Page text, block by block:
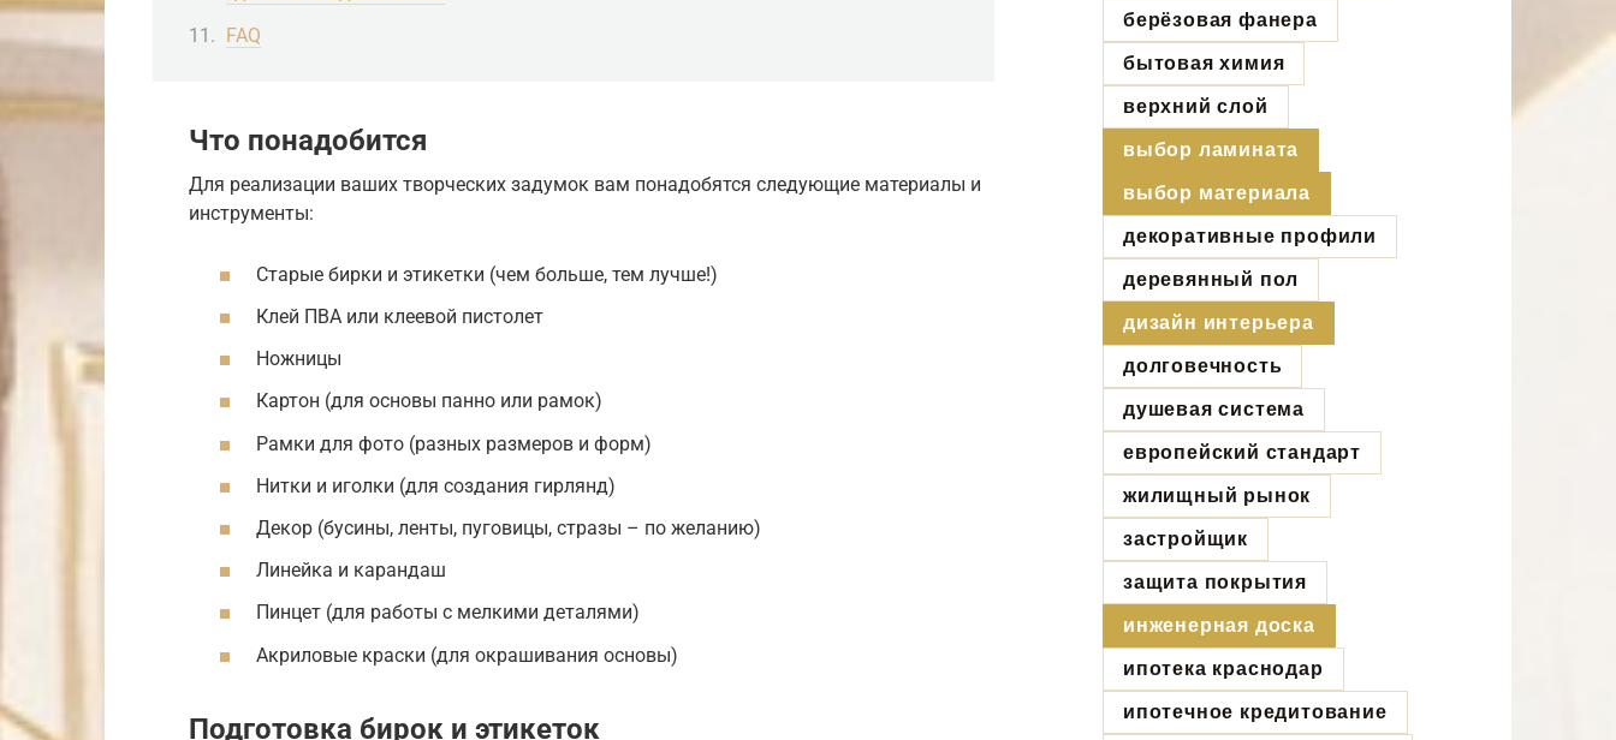
FAQ
Что понадобится
Для реализации ваших творческих задумок вам понадобятся следующие материалы и
инструменты:
Старые бирки и этикетки (чем больше, тем лучше!)
Клей ПВА или клеевой пистолет
Ножницы
Картон (для основы панно или рамок)
Рамки для фото (разных размеров и форм)
Нитки и иголки (для создания гирлянд)
Декор (бусины, ленты, пуговицы, стразы – по желанию)
Линейка и карандаш
Пинцет (для работы с мелкими деталями)
Акриловые краски (для окрашивания основы)
Подготовка бирок и этикеток
берёзовая фанера
бытовая химия
верхний слой
выбор ламината
выбор материала
декоративные профили
деревянный пол
дизайн интерьера
долговечность
душевая система
европейский стандарт
жилищный рынок
застройщик
защита покрытия
инженерная доска
ипотека краснодар
ипотечное кредитование